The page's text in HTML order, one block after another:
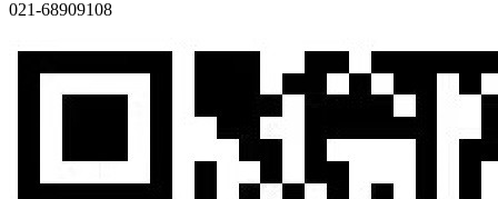
021-68909108